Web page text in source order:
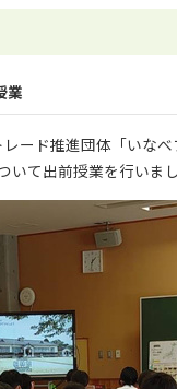
業
ード推進団体「いな
て出前授業を行いまし